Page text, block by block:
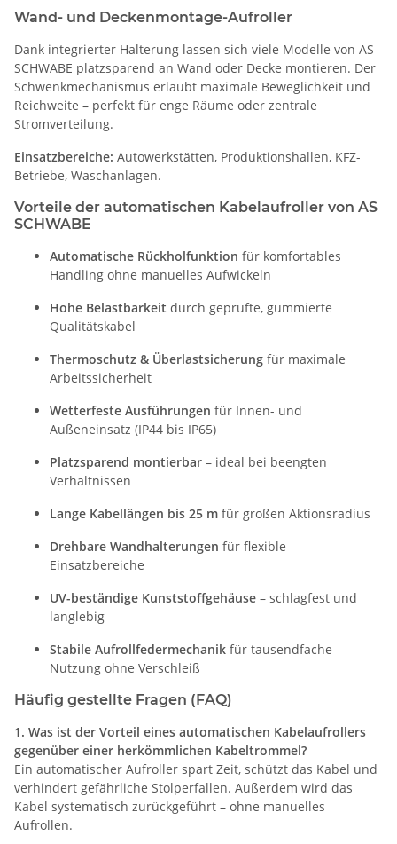
Wand- und Deckenmontage-Aufroller
Dank integrierter Halterung lassen sich viele Modelle von AS
SCHWABE platzsparend an Wand oder Decke montieren. Der
Schwenkmechanismus erlaubt maximale Beweglichkeit und
Reichweite – perfekt für enge Räume oder zentrale
Stromverteilung.
Einsatzbereiche: Autowerkstätten, Produktionshallen, KFZ-
Betriebe, Waschanlagen.
Vorteile der automatischen Kabelaufroller von AS
SCHWABE
Automatische Rückholfunktion für komfortables
Handling ohne manuelles Aufwickeln
Hohe Belastbarkeit durch geprüfte, gummierte
Qualitätskabel
Thermoschutz & Überlastsicherung für maximale
Arbeitssicherheit
Wetterfeste Ausführungen für Innen- und
Außeneinsatz (IP44 bis IP65)
Platzsparend montierbar – ideal bei beengten
Verhältnissen
Lange Kabellängen bis 25 m für großen Aktionsradius
Drehbare Wandhalterungen für flexible
Einsatzbereiche
UV-beständige Kunststoffgehäuse – schlagfest und
langlebig
Stabile Aufrollfedermechanik für tausendfache
Nutzung ohne Verschleiß
Häufig gestellte Fragen (FAQ)
1. Was ist der Vorteil eines automatischen Kabelaufrollers
gegenüber einer herkömmlichen Kabeltrommel?
Ein automatischer Aufroller spart Zeit, schützt das Kabel und
verhindert gefährliche Stolperfallen. Außerdem wird das
Kabel systematisch zurückgeführt – ohne manuelles
Aufrollen.